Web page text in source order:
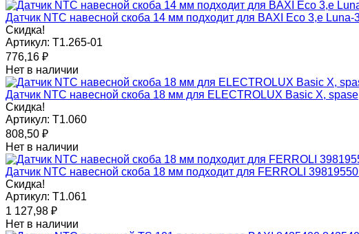
Датчик NTC навесной скоба 14 мм подходит для BAXI Eco 3,е
Скидка!
Артикул: T1.265-01
776,16 ₽
Нет в наличии
Датчик NTC навесной скоба 18 мм для ELECTROLUX Basic X,
Скидка!
Артикул: T1.060
808,50 ₽
Нет в наличии
Датчик NTC навесной скоба 18 мм подходит для FERROLI
Скидка!
Артикул: T1.061
1 127,98 ₽
Нет в наличии